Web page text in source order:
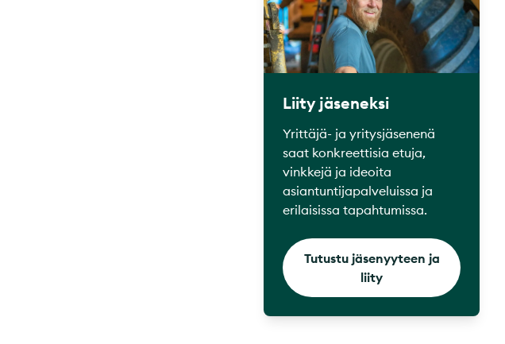
Liity jäseneksi
Yrittäjä- ja yritysjäsenenä
saat konkreettisia etuja,
vinkkejä ja ideoita
asiantuntijapalveluissa ja
erilaisissa tapahtumissa.
Tutustu jäsenyyteen ja
liity